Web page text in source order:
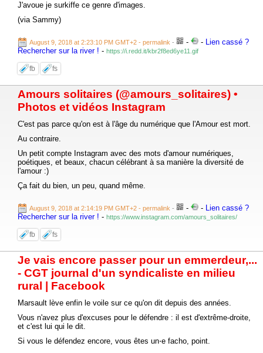
J'avoue je surkiffe ce genre d'images.
(via Sammy)
August 9, 2018 at 2:23:10 PM GMT+2 - permalink - - - Lien cassé ?
Rechercher sur la river ! - https://i.redd.it/kbr2f8ed6ye11.gif
fb fs
Amours solitaires (@amours_solitaires) •
Photos et vidéos Instagram
C'est pas parce qu'on est à l'âge du numérique que l'Amour est mort.
Au contraire.
Un petit compte Instagram avec des mots d'amour numériques,
poétiques, et beaux, chacun célébrant à sa manière la diversité de
l'amour :)
Ça fait du bien, un peu, quand même.
August 9, 2018 at 2:14:19 PM GMT+2 - permalink - - - Lien cassé ?
Rechercher sur la river ! - https://www.instagram.com/amours_solitaires/
fb fs
Je vais encore passer pour un emmerdeur,...
- CGT journal d'un syndicaliste en milieu
rural | Facebook
Marsault lève enfin le voile sur ce qu'on dit depuis des années.
Vous n'avez plus d'excuses pour le défendre : il est d'extrême-droite,
et c'est lui qui le dit.
Si vous le défendez encore, vous êtes un⋅e facho, point.